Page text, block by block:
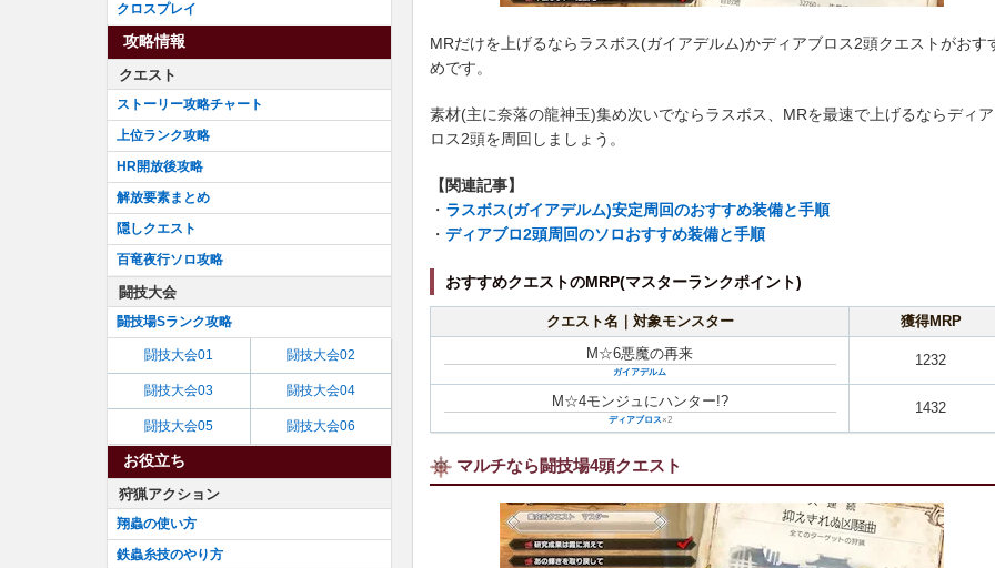
MRだけを上げるならラスボス(ガイアデルム)かディアブロス2頭クエストがおす
めです。
素材(主に奈落の龍神玉)集め次いでならラスボス、MRを最速で上げるならディ
ロス2頭を周回しましょう。
【関連記事】
・ ラスボス(ガイアデルム)安定周回のおすすめ装備と手順
・ ディアブロ2頭周回のソロおすすめ装備と手順
おすすめクエストのMRP(マスターランクポイント)
クエスト名｜対象モンスター
獲得MRP
M☆6悪魔の再来
ガイアデルム
1232
M☆4モンジュにハンター!?
ディアブロス×2
1432
マルチなら闘技場4頭クエスト
クロスプレイ
攻略情報
クエスト
ストーリー攻略チャート
上位ランク攻略
HR開放後攻略
解放要素まとめ
隠しクエスト
百竜夜行ソロ攻略
闘技大会
闘技場Sランク攻略
闘技大会01 闘技大会02
闘技大会03 闘技大会04
闘技大会05 闘技大会06
お役立ち
狩猟アクション
翔蟲の使い方
鉄蟲糸技のやり方